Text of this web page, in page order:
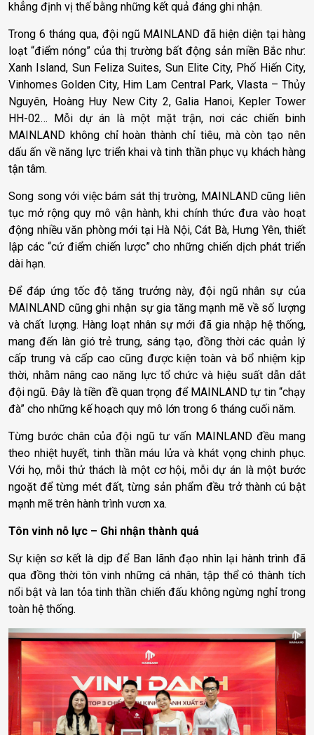
khẳng định vị thế bằng những kết quả đáng ghi nhận.
Trong 6 tháng qua, đội ngũ MAINLAND đã hiện diện tại hàng
loạt “điểm nóng” của thị trường bất động sản miền Bắc như:
Xanh Island, Sun Feliza Suites, Sun Elite City, Phố Hiến City,
Vinhomes Golden City, Him Lam Central Park, Vlasta – Thủy
Nguyên, Hoàng Huy New City 2, Galia Hanoi, Kepler Tower
HH-02… Mỗi dự án là một mặt trận, nơi các chiến binh
MAINLAND không chỉ hoàn thành chỉ tiêu, mà còn tạo nên
dấu ấn về năng lực triển khai và tinh thần phục vụ khách hàng
tận tâm.
Song song với việc bám sát thị trường, MAINLAND cũng liên
tục mở rộng quy mô vận hành, khi chính thức đưa vào hoạt
động nhiều văn phòng mới tại Hà Nội, Cát Bà, Hưng Yên, thiết
lập các “cứ điểm chiến lược” cho những chiến dịch phát triển
dài hạn.
Để đáp ứng tốc độ tăng trưởng này, đội ngũ nhân sự của
MAINLAND cũng ghi nhận sự gia tăng mạnh mẽ về số lượng
và chất lượng. Hàng loạt nhân sự mới đã gia nhập hệ thống,
mang đến làn gió trẻ trung, sáng tạo, đồng thời các quản lý
cấp trung và cấp cao cũng được kiện toàn và bổ nhiệm kịp
thời, nhằm nâng cao năng lực tổ chức và hiệu suất dẫn dắt
đội ngũ. Đây là tiền đề quan trọng để MAINLAND tự tin “chạy
đà” cho những kế hoạch quy mô lớn trong 6 tháng cuối năm.
Từng bước chân của đội ngũ tư vấn MAINLAND đều mang
theo nhiệt huyết, tinh thần máu lửa và khát vọng chinh phục.
Với họ, mỗi thử thách là một cơ hội, mỗi dự án là một bước
ngoặt để từng mét đất, từng sản phẩm đều trở thành cú bật
mạnh mẽ trên hành trình vươn xa.
Tôn vinh nỗ lực – Ghi nhận thành quả
Sự kiện sơ kết là dịp để Ban lãnh đạo nhìn lại hành trình đã
qua đồng thời tôn vinh những cá nhân, tập thể có thành tích
nổi bật và lan tỏa tinh thần chiến đấu không ngừng nghỉ trong
toàn hệ thống.